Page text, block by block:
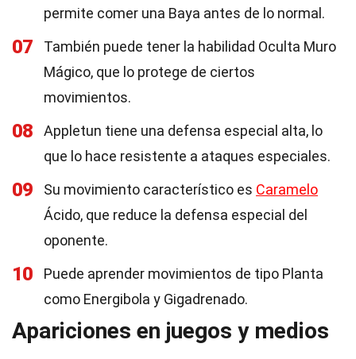
permite comer una Baya antes de lo normal.
07
También puede tener la habilidad Oculta Muro
Mágico, que lo protege de ciertos
movimientos.
08
Appletun tiene una defensa especial alta, lo
que lo hace resistente a ataques especiales.
09 Su movimiento característico es Caramelo
Ácido, que reduce la defensa especial del
oponente.
10
Puede aprender movimientos de tipo Planta
como Energibola y Gigadrenado.
Apariciones en juegos y medios